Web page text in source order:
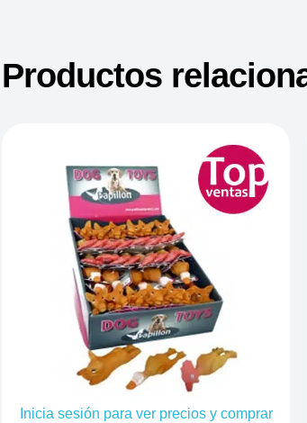
Productos
Inicia sesión para ver precios y comprar